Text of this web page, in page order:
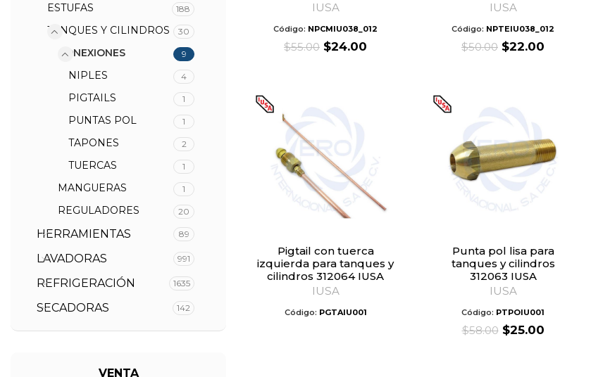
ESTUFAS 188
TANQUES Y CILINDROS 30
CONEXIONES 9
NIPLES 4
PIGTAILS 1
PUNTAS POL 1
TAPONES 2
TUERCAS 1
MANGUERAS 1
REGULADORES 20
HERRAMIENTAS 89
LAVADORAS 991
REFRIGERACIÓN 1635
SECADORAS 142
VENTA
IUSA
Código: NPCMIU038_012
$55.00 Original
$24.00
IUSA
Código: NPTEIU038_012
$50.00 Original
$22.00
Pigtail con tuerca
izquierda para tanques y
cilindros 312064 IUSA
IUSA
Código: PGTAIU001
Punta pol lisa para
tanques y cilindros
312063 IUSA
IUSA
Código: PTPOIU001
$58.00 Original
$25.00Current